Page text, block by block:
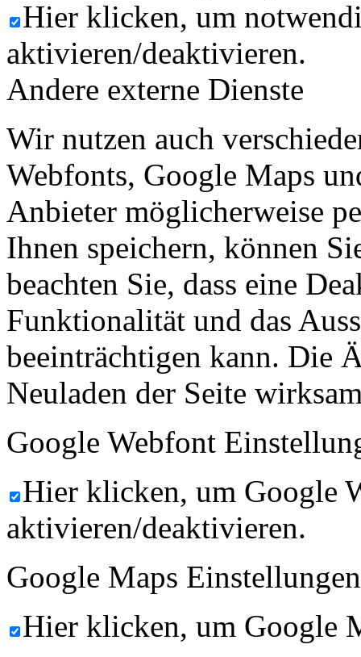
Hier klicken, um
aktivieren/deaktivieren.
Andere externe Dienste
Wir nutzen auch
Webfonts, Google Maps
Anbieter möglicherweise
Ihnen speichern, können
beachten Sie, dass eine
Funktionalität und das
beeinträchtigen kann. Die
Neuladen der Seite
Google Webfont
Hier klicken, um Google
aktivieren/deaktivieren.
Google Maps
Hier klicken, um Google